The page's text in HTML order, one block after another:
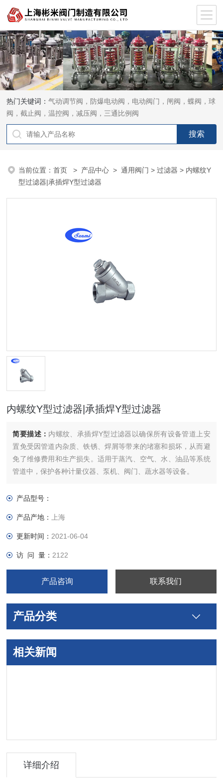
热门关键词：气动调节阀，防爆电动阀，电动阀门，闸阀，蝶阀，球
阀，截止阀，温控阀，减压阀，三通比例阀
当前位置：首页 > 产品中心 >通用阀门 >过滤器 > 内螺纹Y
型过滤器|承插焊Y型过滤器
内螺纹Y型过滤器|承插焊Y型过滤器
简要描述： 内螺纹、承插焊Y型过滤器以确保所有设备管道上安
置免受因管道内杂质、铁锈、焊屑等带来的堵塞和损坏，从而避
免了维修费用和生产损失。适用于蒸汽、空气、水、油品等系统
管道中，保护各种计量仪器、泵机、阀门、蔬水器等设备。
产品型号：
产品产地： 上海
更新时间： 2021-06-04
访 问 量： 2122
产品咨询 联系我们
产品分类
相关新闻
详细介绍